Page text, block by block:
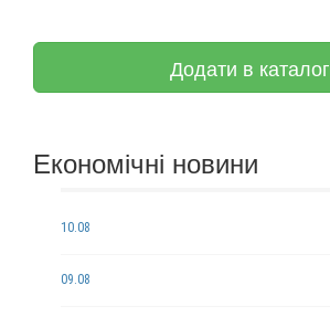
Додати в каталог
Економічні новини
10.08
09.08